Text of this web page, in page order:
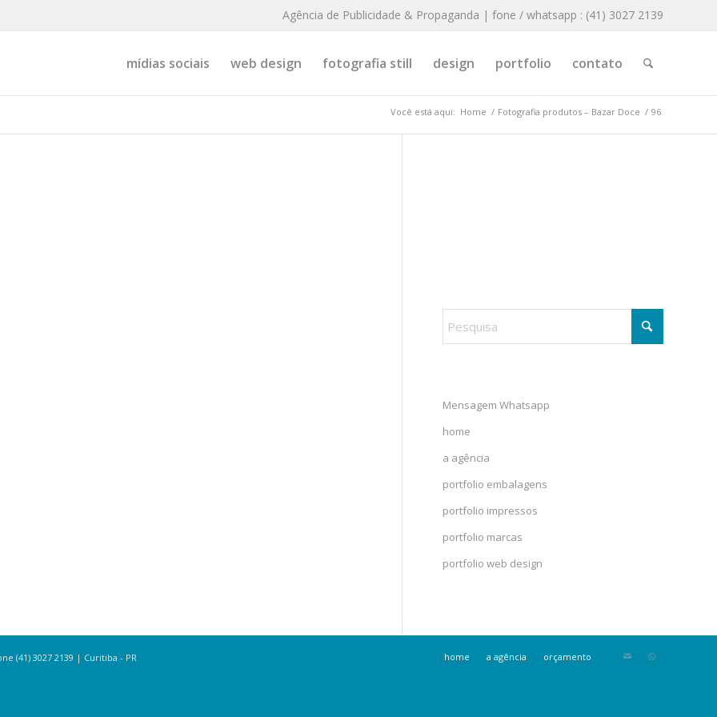
Agência de Publicidade & Propaganda | fone / whatsapp : (41) 3027 2139
mídias sociais web design fotografia still design portfolio contato
Você está aqui: Home / Fotografia produtos – Bazar Doce / 96
Mensagem Whatsapp
home
a agência
portfolio embalagens
portfolio impressos
portfolio marcas
portfolio web design
(41) 3027 2139 | Curitiba - PR home a agência orçamento